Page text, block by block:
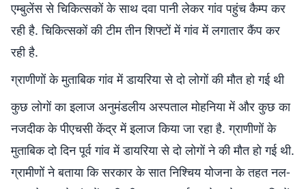
एम्बुलेंस से चिकित्सकों के साथ दवा पानी लेकर गांव पहुंच कैम्प कर
रही है. चिकित्सकों की टीम तीन शिफ्टों में गांव में लगातार कैंप कर
रही है.
ग्राणीणों के मुताबिक गांव में डायरिया से दो लोगों की मौत हो गई थी
कुछ लोगों का इलाज अनुमंडलीय अस्पताल मोहनिया में और कुछ का
नजदीक के पीएचसी केंद्र में इलाज किया जा रहा है. ग्राणीणों के
मुताबिक दो दिन पूर्व गांव में डायरिया से दो लोगों ने की मौत हो गई थी.
ग्रामीणों ने बताया कि सरकार के सात निश्चिय योजना के तहत नल-